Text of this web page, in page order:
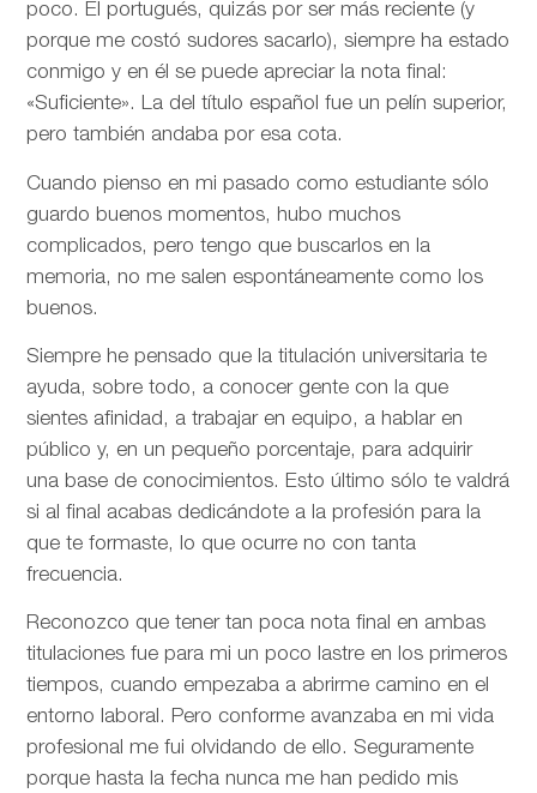
poco. El portugués, quizás por ser más reciente (y
porque me costó sudores sacarlo), siempre ha estado
conmigo y en él se puede apreciar la nota final:
«Suficiente». La del título español fue un pelín superior,
pero también andaba por esa cota.
Cuando pienso en mi pasado como estudiante sólo
guardo buenos momentos, hubo muchos
complicados, pero tengo que buscarlos en la
memoria, no me salen espontáneamente como los
buenos.
Siempre he pensado que la titulación universitaria te
ayuda, sobre todo, a conocer gente con la que
sientes afinidad, a trabajar en equipo, a hablar en
público y, en un pequeño porcentaje, para adquirir
una base de conocimientos. Esto último sólo te valdrá
si al final acabas dedicándote a la profesión para la
que te formaste, lo que ocurre no con tanta
frecuencia.
Reconozco que tener tan poca nota final en ambas
titulaciones fue para mi un poco lastre en los primeros
tiempos, cuando empezaba a abrirme camino en el
entorno laboral. Pero conforme avanzaba en mi vida
profesional me fui olvidando de ello. Seguramente
porque hasta la fecha nunca me han pedido mis